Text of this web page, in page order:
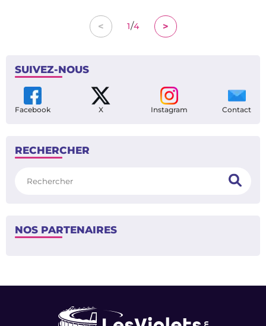
< 1/4 >
SUIVEZ-NOUS
Facebook X Instagram Contact
RECHERCHER
NOS PARTENAIRES